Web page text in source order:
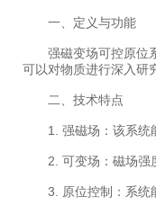
一、定义与功能
强磁变场可控原位系
可以对物质进行深入研
二、技术特点
1. 强磁场：该系统能
2. 可变场：磁场强度
3. 原位控制：系统能